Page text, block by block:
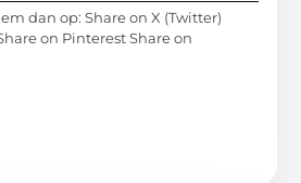
dan op: Share on X (Twitter)
on Pinterest Share on